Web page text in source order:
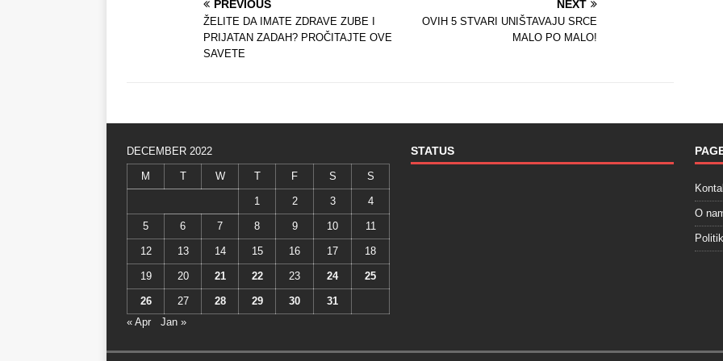
PREVIOUS
ŽELITE DA IMATE ZDRAVE ZUBE I
PRIJATAN ZADAH? PROČITAJTE OVE
SAVETE
NEXT
OVIH 5 STVARI UNIŠTAVAJU SRCE
MALO PO MALO!
DECEMBER 2022
M T W T F S S
1 2 3 4
5 6 7 8 9 10 11
12 13 14 15 16 17 18
19 20 21 22 23 24 25
26 27 28 29 30
31
« Apr
Jan »
STATUS
O